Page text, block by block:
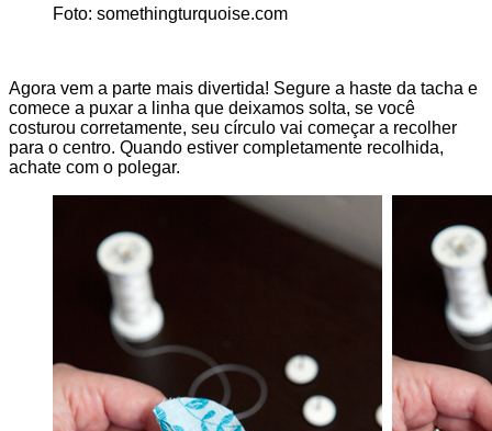
Foto: somethingturquoise.com
Agora vem a parte mais divertida! Segure a haste da tacha e
comece a puxar a linha que deixamos solta, se você
costurou corretamente, seu círculo vai começar a recolher
para o centro. Quando estiver completamente recolhida,
achate com o polegar.